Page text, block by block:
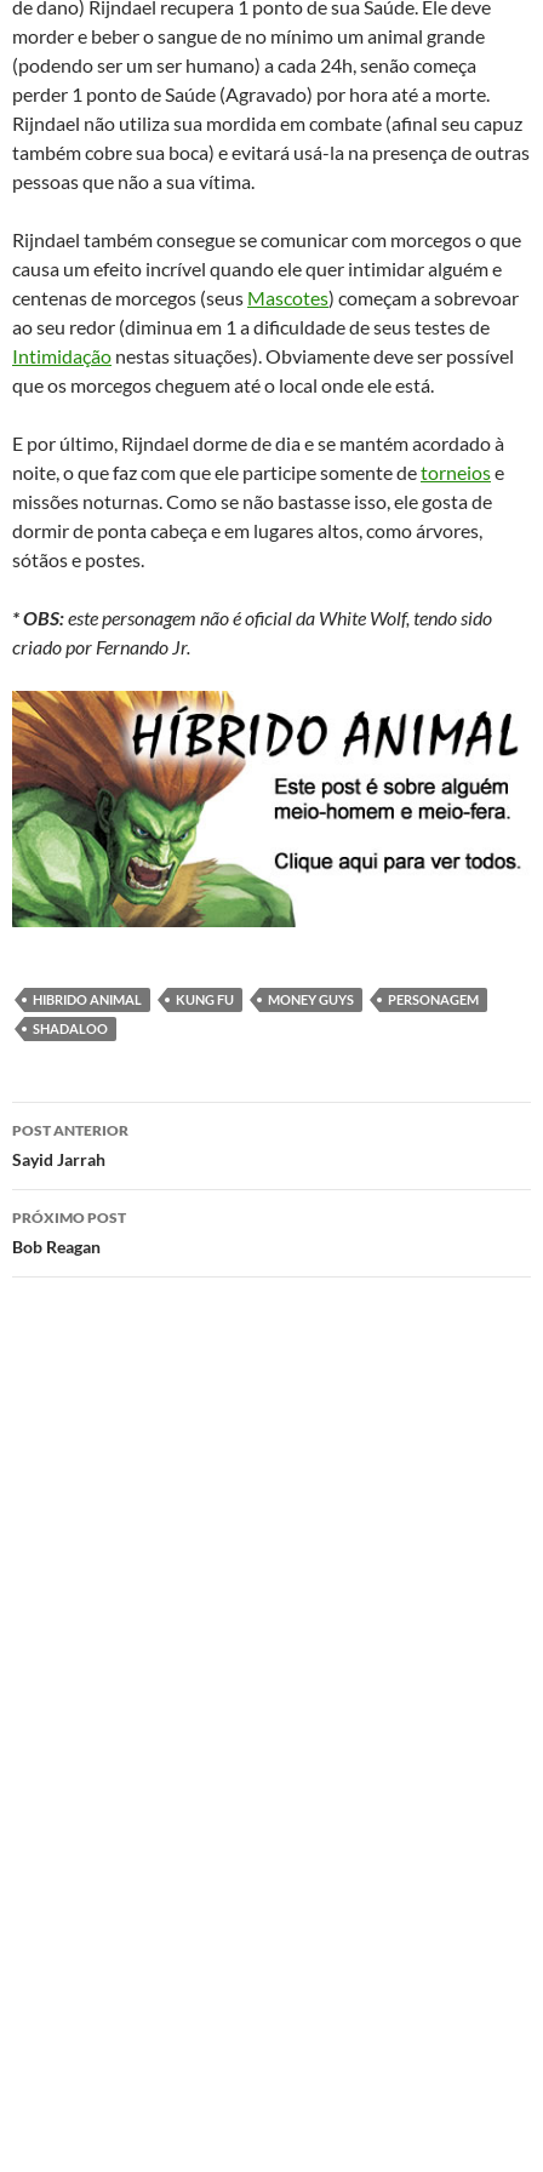
de dano) Rijndael recupera 1 ponto de sua Saúde. Ele deve
morder e beber o sangue de no mínimo um animal grande
(podendo ser um ser humano) a cada 24h, senão começa
perder 1 ponto de Saúde (Agravado) por hora até a morte.
Rijndael não utiliza sua mordida em combate (afinal seu capuz
também cobre sua boca) e evitará usá-la na presença de outras
pessoas que não a sua vítima.
Rijndael também consegue se comunicar com morcegos o que
causa um efeito incrível quando ele quer intimidar alguém e
centenas de morcegos (seus Mascotes) começam a sobrevoar
ao seu redor (diminua em 1 a dificuldade de seus testes de
Intimidação nestas situações). Obviamente deve ser possível
que os morcegos cheguem até o local onde ele está.
E por último, Rijndael dorme de dia e se mantém acordado à
noite, o que faz com que ele participe somente detorneiose
missões noturnas. Como se não bastasse isso, ele gosta de
dormir de ponta cabeça e em lugares altos, como árvores,
sótãos e postes.
* OBS:este personagem não é oficial da White Wolf, tendo sido
criado por Fernando Jr.
HIBRIDO ANIMAL KUNG FU MONEY GUYS
PERSONAGEM
SHADALOO
Navegação
de
posts
POST ANTERIOR
Sayid Jarrah
PRÓXIMO POST
Bob Reagan